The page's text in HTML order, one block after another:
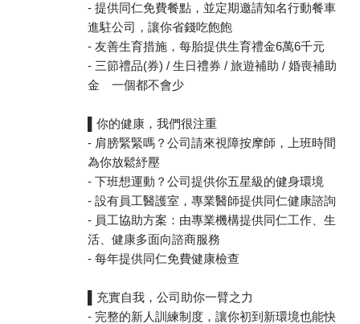
- 提供同仁免費餐點，並定期邀請知名行動餐車
進駐公司，讓你省錢吃飽飽
- 友善生育措施，每胎提供生育禮金6萬6千元
- 三節禮品(券) / 生日禮券 / 旅遊補助 / 婚喪補助
金 一個都不會少
▌你的健康，我們很注重
- 肩膀緊緊嗎？公司請來視障按摩師，上班時間
為你放鬆紓壓
- 下班想運動？公司提供你五星級的健身環境
- 設有員工醫護室，專業醫師提供同仁健康諮詢
- 員工協助方案：由專業機構提供同仁工作、生
活、健康多面向諮商服務
- 每年提供同仁免費健康檢查
▌充實自我，公司助你一臂之力
- 完整的新人訓練制度，讓你初到新環境也能快